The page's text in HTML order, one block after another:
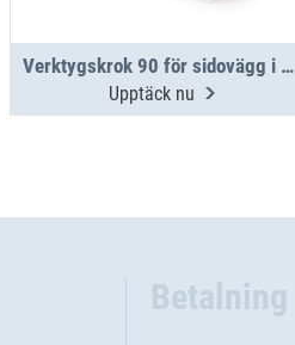
Verktygskrok 90 för sidovägg i aluminium
Upptäck nu
Betalning